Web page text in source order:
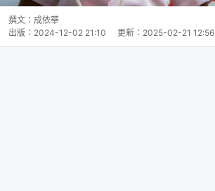
撰文： 成依華
出版： 2024-12-02 21:10 更新： 2025-02-21 12:56